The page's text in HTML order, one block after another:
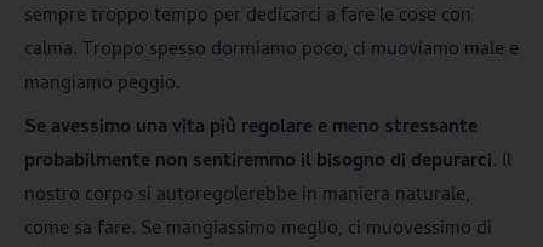
sempre troppo tempo per dedicarci a fare le cose con
calma. Troppo spesso dormiamo poco, ci muoviamo male e
mangiamo peggio.
Se avessimo una vita più regolare e meno stressante
probabilmente non sentiremmo il bisogno di depurarci. Il
nostro corpo si autoregolerebbe in maniera naturale,
come sa fare. Se mangiassimo meglio, ci muovessimo di